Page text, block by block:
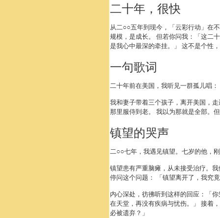
二十年，很快
从二○○五年到现今，「云彩行动」在
规模，是成长。 但若你问我：「这二
是我心中最深的牵挂。」 这不是个性
一句歌词
二十年前在美国，我听见一群孤儿唱
我和妻子带着三个孩子，离开美国，
那里服侍到老。 我以为那就是全部。
镇望的哭声
二○○七年，我遇见镇望。七岁的他，
镇望患有严重脑瘫，从未接受治疗。
停问这个问题： 「镇望离开了，我究
内心深处，彷彿听到这样的回应：「
在天堂，再没有疾病与忧伤。」 接着
必被遗弃？」